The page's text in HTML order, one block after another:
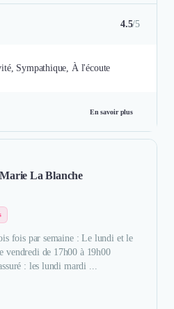
4.5/5
Sympathique, À l'écoute
En savoir plus
La Blanche
fois par semaine : Le lundi et le
vendredi de 17h00 à 19h00
: les lundi mardi ...